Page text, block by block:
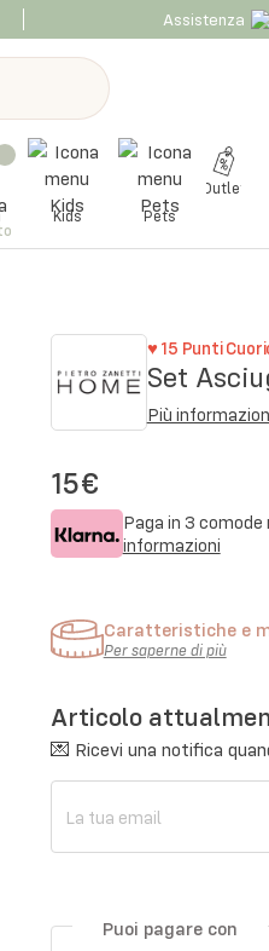
Assistenza
Kids Pets
Outlet
♥ 15 Punti
Set
Più
15€
Paga in 3 comode
informazioni
Caratteristiche e
Per saperne di più
Articolo
💌 Ricevi una notifica
Puoi pagare con